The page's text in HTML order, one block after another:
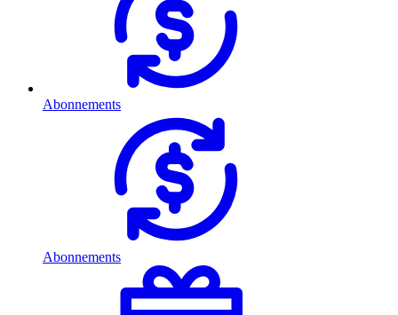
Abonnements
Abonnements